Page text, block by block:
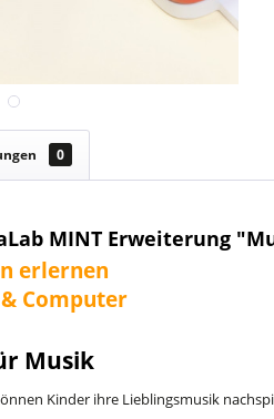
0
MINT Erweiterung
erlernen
Computer
Musik
Kinder ihre Lieblingsmusik